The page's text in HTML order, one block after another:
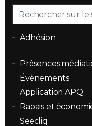
Adhésion
Présences
Évènements
Application APQ
Rabais et
Seecliq